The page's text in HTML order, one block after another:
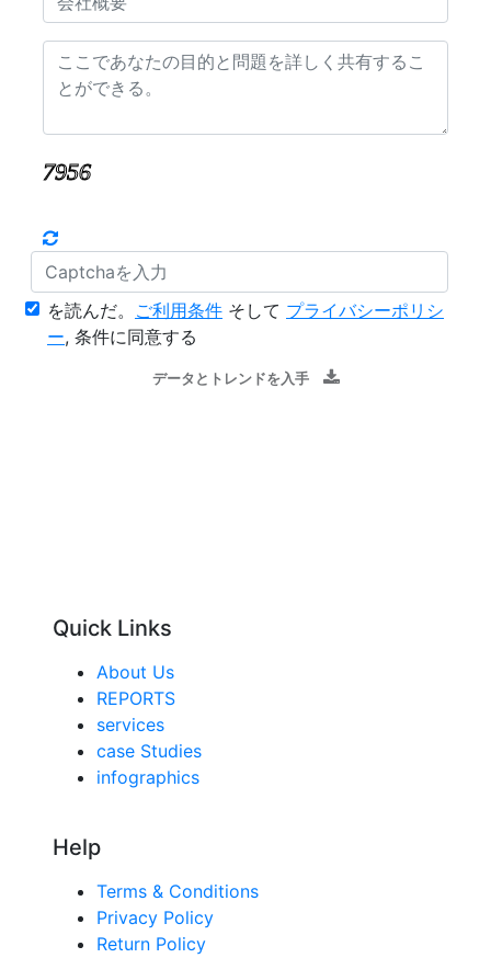
を読んだ。 ご利用条件 そして プライバシーポリシ
ー, 条件に同意する
データとトレンドを入手
Quick Links
About Us
REPORTS
services
case Studies
infographics
Help
Terms & Conditions
Privacy Policy
Return Policy